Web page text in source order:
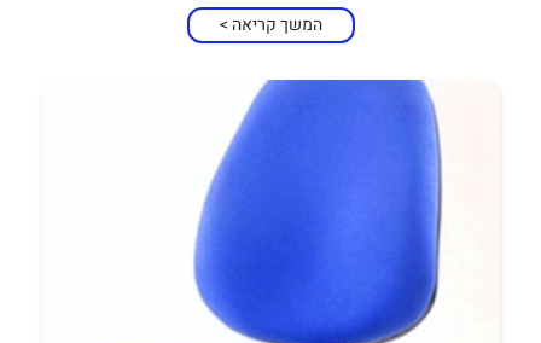
המשך קריאה >